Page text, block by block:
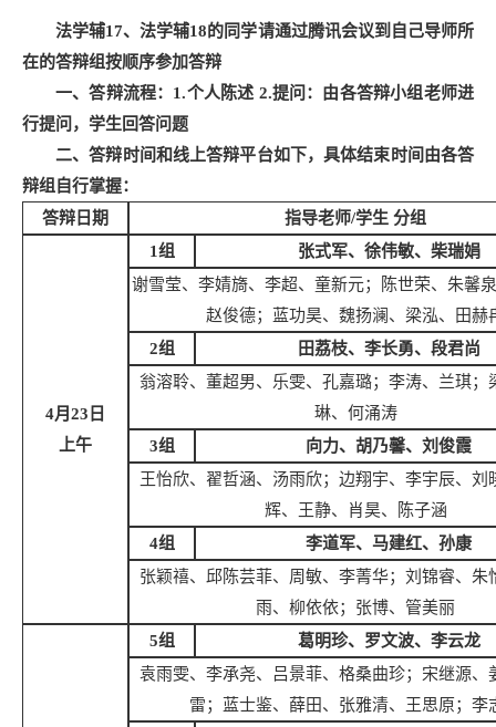
法学辅17、法学辅18的同学请通过腾讯会议到自己导师所
在的答辩组按顺序参加答辩
一、答辩流程：1.个人陈述 2.提问：由各答辩小组老师进
行提问，学生回答问题
二、答辩时间和线上答辩平台如下，具体结束时间由各答
辩组自行掌握：
答辩日期
指导老师/学生 分组
4月23日
上午
1组
张式军、徐伟敏、柴瑞娟
谢雪莹、李婧旖、李超、童新元；陈世荣、朱馨
赵俊德；蓝功昊、魏扬澜、梁泓、田赫
2组
田荔枝、李长勇、段君尚
翁溶聆、董超男、乐雯、孔嘉璐；李涛、兰琪；
琳、何涌涛
3组
向力、 胡乃馨、刘俊霞
王怡欣、翟哲涵、汤雨欣；边翔宇、李宇辰、刘
辉、王静、肖昊、陈子涵
4组
李道军、马建红、孙康
张颖禧、邱陈芸菲、周敏、李菁华；刘锦睿、朱
雨、柳依依；张博、管美丽
5组
葛明珍、罗文波、李云龙
袁雨雯、李承尧、吕景菲、格桑曲珍；宋继源、
雷；蓝士鉴、薛田、张雅清、王思原；李